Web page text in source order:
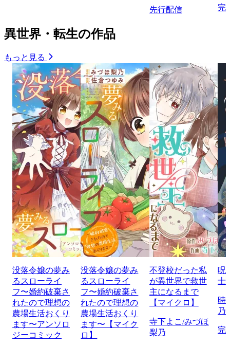
先行配信 完
異世界・転生の作品
もっと見る
没落令嬢の夢み
るスローライ
フ〜婚約破棄さ
れたので理想の
農場生活おくり
ます〜アンソロ
ジーコミック
没落令嬢の夢み
るスローライ
フ〜婚約破棄さ
れたので理想の
農場生活おくり
ます〜【マイク
ロ】
不登校だった私
が異世界で救世
主になるまで
【マイクロ】
寺下よこ/みづほ
梨乃
呪
士
時
乃
完